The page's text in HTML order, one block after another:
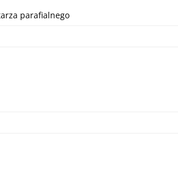
parafialnego